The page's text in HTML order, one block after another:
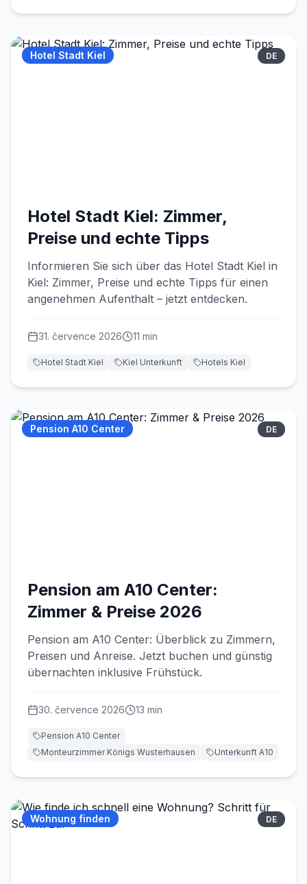
Hotel Stadt Kiel DE
Hotel Stadt Kiel: Zimmer,
Preise und echte Tipps
Informieren Sie sich über das Hotel Stadt Kiel in
Kiel: Zimmer, Preise und echte Tipps für einen
angenehmen Aufenthalt – jetzt entdecken.
31. července 2026 11 min
Hotel Stadt Kiel Kiel Unterkunft Hotels Kiel
Pension A10 Center DE
Pension am A10 Center:
Zimmer & Preise 2026
Pension am A10 Center: Überblick zu Zimmern,
Preisen und Anreise. Jetzt buchen und günstig
übernachten inklusive Frühstück.
30. července 2026 13 min
Pension A10 Center
Monteurzimmer Königs Wusterhausen
Unterkunft A10
Wohnung finden DE